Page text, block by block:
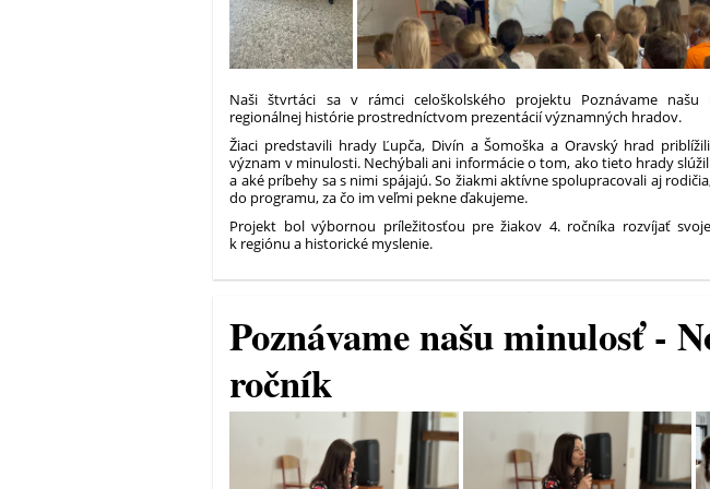
Naši štvrtáci sa v rámci celoškolského projektu Poznávame našu
regionálnej histórie prostredníctvom prezentácií významných hradov.
Žiaci predstavili hrady Ľupča, Divín a Šomoška a Oravský hrad
význam v minulosti. Nechýbali ani informácie o tom, ako tieto hrady
a aké príbehy sa s nimi spájajú. So žiakmi aktívne spolupracovali aj
do programu, za čo im veľmi pekne ďakujeme.
Projekt bol výbornou príležitosťou pre žiakov 4. ročníka rozvíjať
k regiónu a historické myslenie.
Poznávame našu minulosť -
ročník